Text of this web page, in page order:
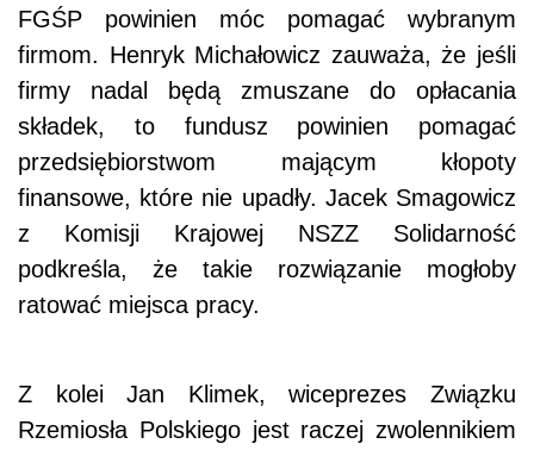
FGŚP powinien móc pomagać wybranym
firmom. Henryk Michałowicz zauważa, że jeśli
firmy nadal będą zmuszane do opłacania
składek, to fundusz powinien pomagać
przedsiębiorstwom mającym kłopoty
finansowe, które nie upadły. Jacek Smagowicz
z Komisji Krajowej NSZZ Solidarność
podkreśla, że takie rozwiązanie mogłoby
ratować miejsca pracy.
Z kolei Jan Klimek, wiceprezes Związku
Rzemiosła Polskiego jest raczej zwolennikiem